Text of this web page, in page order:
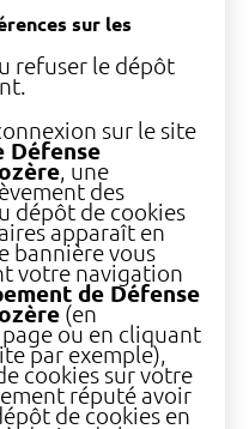
sur les
refuser le dépôt
sur le site
Défense
, une
des
dépôt de cookies
apparaît en
bannière vous
votre navigation
de Défense
(en
ou en cliquant
par exemple),
cookies sur votre
réputé avoir
de cookies en